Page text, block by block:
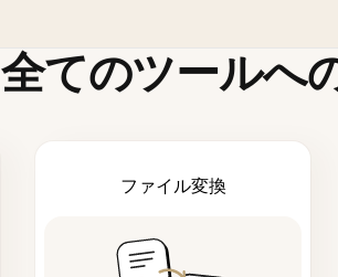
全てのツールへ
ファイル変換